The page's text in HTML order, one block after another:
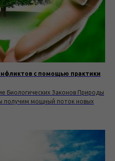
с помощью практики
Биологических Законов Природы
получим мощный поток новых